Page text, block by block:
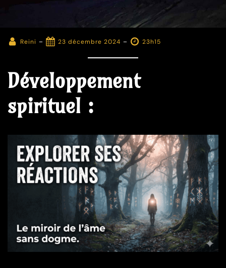
Reini - 23 décembre 2024 - 23h15
Développement
spirituel :